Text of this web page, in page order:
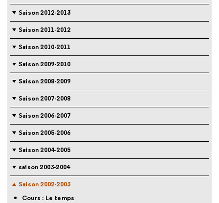
Saison 2012-2013
Saison 2011-2012
Saison 2010-2011
Saison 2009-2010
Saison 2008-2009
Saison 2007-2008
Saison 2006-2007
Saison 2005-2006
Saison 2004-2005
saison 2003-2004
Saison 2002-2003
Cours : Le temps